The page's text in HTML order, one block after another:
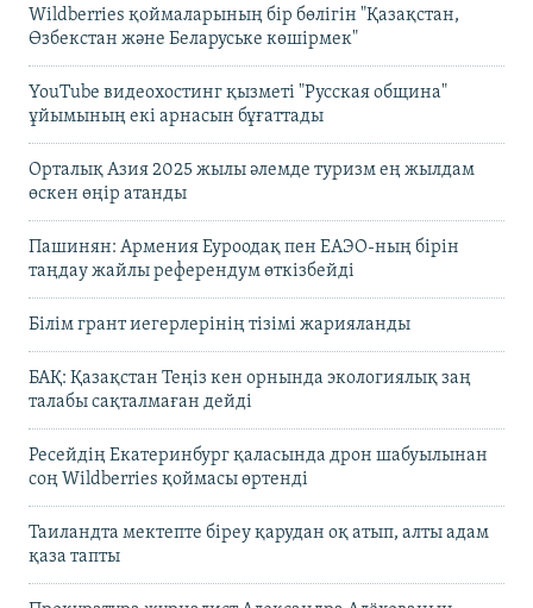
Wildberries қоймаларының бір бөлігін "Қазақстан,
Өзбекстан және Беларуське көшірмек"
YouTube видеохостинг қызметі "Русская община"
ұйымының екі арнасын бұғаттады
Орталық Азия 2025 жылы әлемде туризм ең жылдам
өскен өңір атанды
Пашинян: Армения Еуроодақ пен ЕАЭО-ның бірін
таңдау жайлы референдум өткізбейді
Білім грант иегерлерінің тізімі жарияланды
БАҚ: Қазақстан Теңіз кен орнында экологиялық заң
талабы сақталмаған дейді
Ресейдің Екатеринбург қаласында дрон шабуылынан
соң Wildberries қоймасы өртенді
Таиландта мектепте біреу қарудан оқ атып, алты адам
қаза тапты